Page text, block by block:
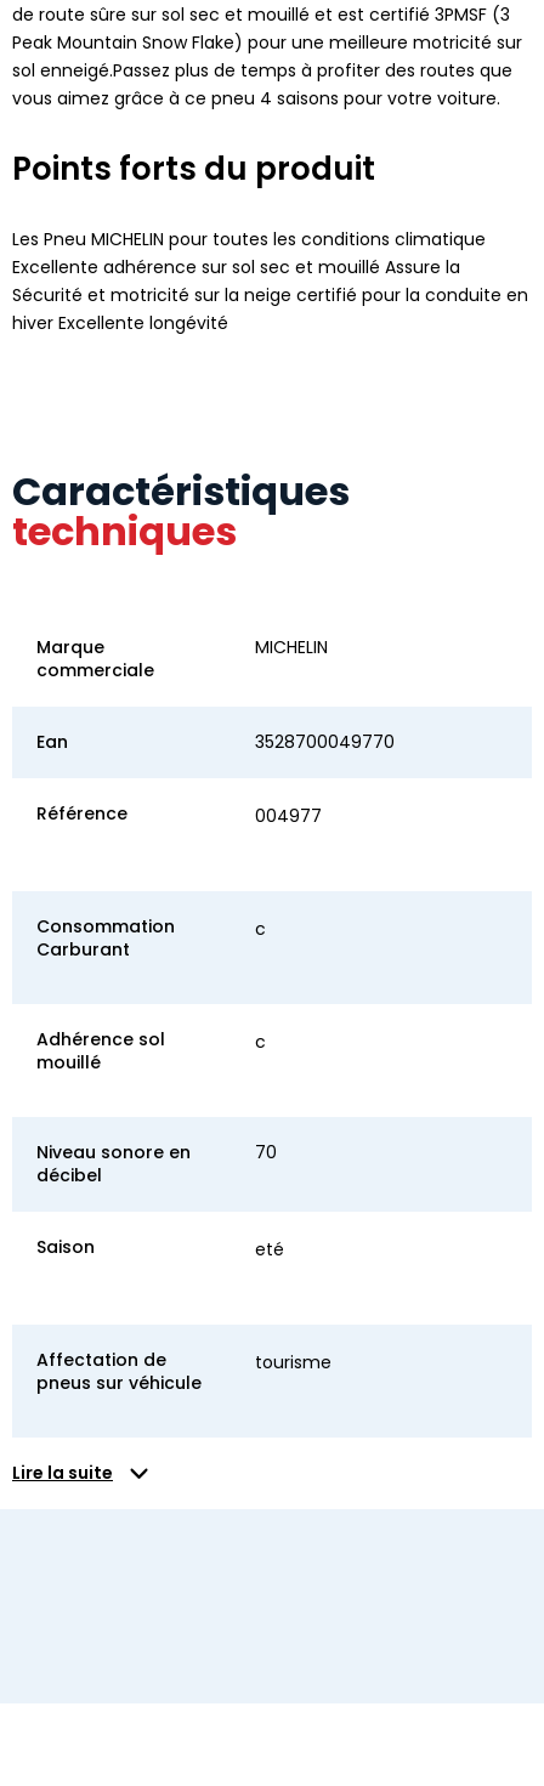
de route sûre sur sol sec et mouillé et est certifié 3PMSF (3
Peak Mountain Snow Flake) pour une meilleure motricité sur
sol enneigé.Passez plus de temps à profiter des routes que
vous aimez grâce à ce pneu 4 saisons pour votre voiture.
Points forts du produit
Les Pneu MICHELIN pour toutes les conditions climatique
Excellente adhérence sur sol sec et mouillé Assure la
Sécurité et motricité sur la neige certifié pour la conduite en
hiver Excellente longévité
Caractéristiques
techniques
Marque
commerciale
MICHELIN
Ean 3528700049770
Référence 004977
Consommation
Carburant
c
Adhérence sol
mouillé
c
Niveau sonore en
décibel
70
Saison eté
Affectation de
pneus sur véhicule
tourisme
Lire la suite